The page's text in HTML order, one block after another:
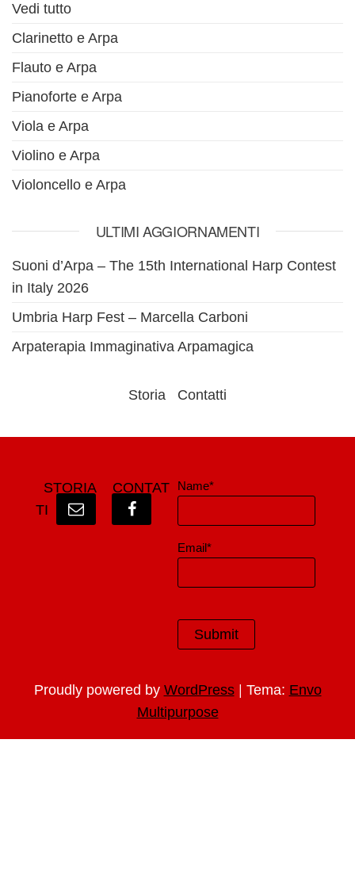
Vedi tutto
Clarinetto e Arpa
Flauto e Arpa
Pianoforte e Arpa
Viola e Arpa
Violino e Arpa
Violoncello e Arpa
ULTIMI AGGIORNAMENTI
Suoni d’Arpa – The 15th International Harp Contest
in Italy 2026
Umbria Harp Fest – Marcella Carboni
Arpaterapia Immaginativa Arpamagica
Storia Contatti
STORIA
CONTAT
TI
Name*
Email*
Proudly powered by WordPress | Tema: Envo
Multipurpose